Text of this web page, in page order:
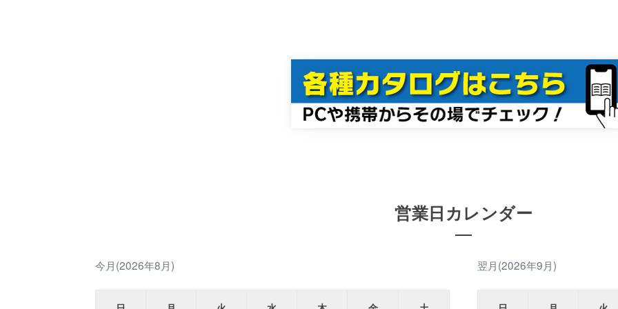
営業日カレンダー
今月(2026年8月) 翌月(2026年9月)